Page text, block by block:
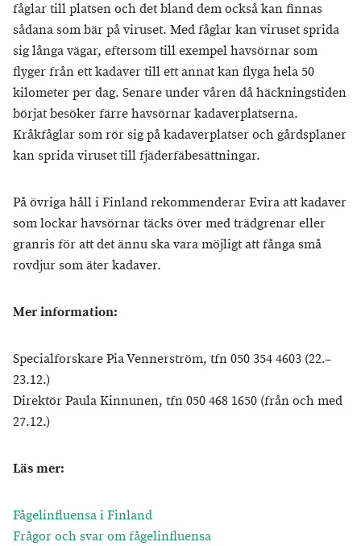
fåglar till platsen och det bland dem också kan finnas
sådana som bär på viruset. Med fåglar kan viruset sprida
sig långa vägar, eftersom till exempel havsörnar som
flyger från ett kadaver till ett annat kan flyga hela 50
kilometer per dag. Senare under våren då häckningstiden
börjat besöker färre havsörnar kadaverplatserna.
Kråkfåglar som rör sig på kadaverplatser och gårdsplaner
kan sprida viruset till fjäderfäbesättningar.
På övriga håll i Finland rekommenderar Evira att kadaver
som lockar havsörnar täcks över med trädgrenar eller
granris för att det ännu ska vara möjligt att fånga små
rovdjur som äter kadaver.
Mer information:
Specialforskare Pia Vennerström, tfn 050 354 4603 (22.–
23.12.)
Direktör Paula Kinnunen, tfn 050 468 1650 (från och med
27.12.)
Läs mer:
Fågelinfluensa i Finland
Frågor och svar om fågelinfluensa